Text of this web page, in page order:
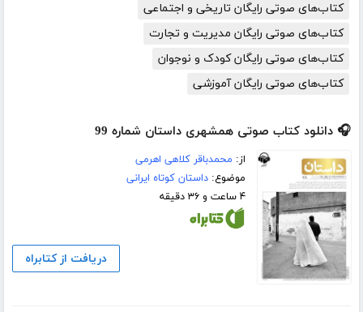
کتاب‌های صوتی رایگان تاریخی و اجتماعی
کتاب‌های صوتی رایگان مدیریت و تجارت
کتاب‌های صوتی رایگان کودک و نوجوان
کتاب‌های صوتی رایگان آموزشی
🎧 دانلود کتاب صوتی همشهری داستان شماره 99
از: محمدباقر کلاهی اهرمی
موضوع:داستان کوتاه ایرانی
۴ ساعت و ۳۶ دقیقه
دریافت از کتابراه